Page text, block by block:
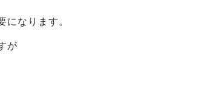
なります。
が